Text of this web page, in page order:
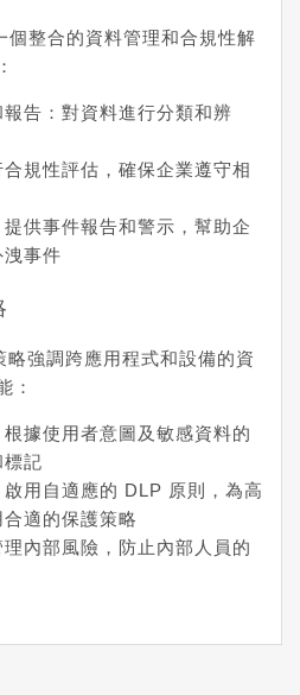
整合的資料管理和合規性解
報告 ：對資料進行分類和辨
合規性評估，確保企業遵守相
提供事件報告和警示，幫助企
事件
強調跨應用程式和設備的資
：
根據使用者意圖及敏感資料的
標記
啟用自適應的 DLP 原則，為高
適的保護策略
理內部風險，防止內部人員的